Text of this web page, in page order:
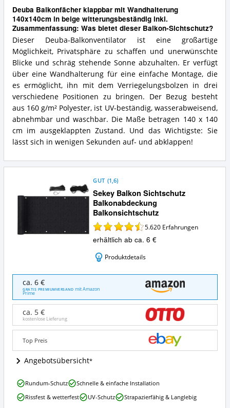
Deuba Balkonfächer klappbar mit Wandhalterung
140x140cm in beige witterungsbeständig inkl.
Zusammenfassung: Was bietet dieser Balkon-Sichtschutz?
Dieser Deuba-Balkonventilator ist eine großartige
Möglichkeit, Privatsphäre zu schaffen und unerwünschte
Blicke und schräg stehende Sonne abzuhalten. Er verfügt
über eine Wandhalterung für eine einfache Montage, die
es ermöglicht, ihn mit dem Verriegelungsbolzen in drei
verschiedene Positionen zu bringen. Der Bezug besteht
aus 160 g/m² Polyester, ist UV-beständig, wasserabweisend,
abnehmbar und waschbar. Die Maße betragen 140 x 140
cm im ausgeklappten Zustand. Und das Wichtigste: Sie
lässt sich in wenigen Sekunden auf- und abklappen!
Sekey Balkon Sichtschutz
Balkonabdeckung
Balkonsichtschutz
GUT (1,6)
5.620 Erfahrungen
erhältlich ab ca. 6 €
Produktdetails
Sekey
Balkon
Sichtschutz
Balkonabdeckung
Balkonsichtschutz
Angebote:
Wo
dieser
Balkon-
erhältlich?
ca. 6 €
GRATIS PREMIUMVERSAND mit Amazon
Prime
ca. 5 €
kostenlose Lieferung
Top Preis
Angebotsübersicht
Sekey
Balkon
Sichtschutz
Rundum-Schutz
Schnelle & einfache Installation
Rissfest & wetterfest
UV-Schutz Strapazierfähig & Langlebig